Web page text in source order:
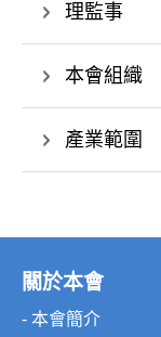
理監事
本會組織
產業範圍
關於本會
- 本會簡介